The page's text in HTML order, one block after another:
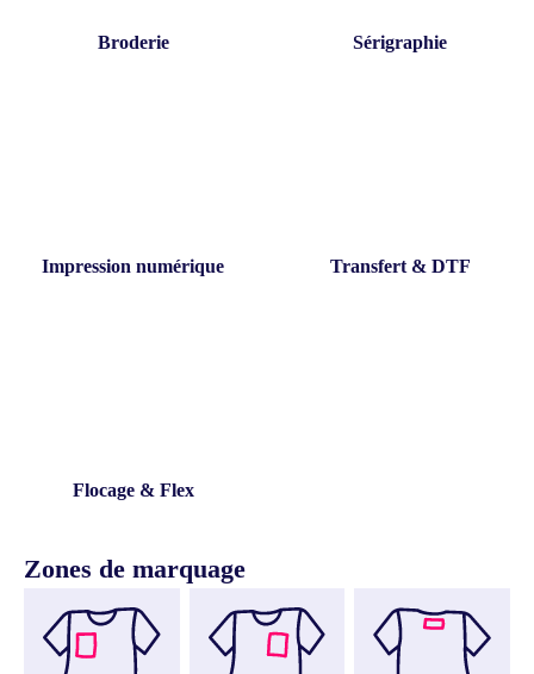
Broderie Sérigraphie
Impression numérique Transfert & DTF
Flocage & Flex
Zones de marquage